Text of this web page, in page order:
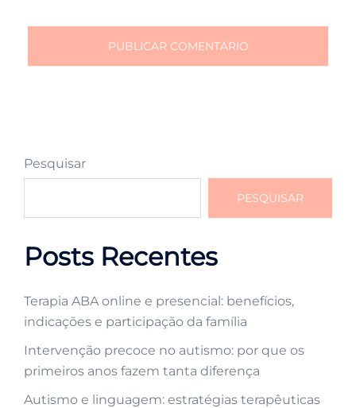
Pesquisar
PESQUISAR
Posts Recentes
Terapia ABA online e presencial: benefícios,
indicações e participação da família
Intervenção precoce no autismo: por que os
primeiros anos fazem tanta diferença
Autismo e linguagem: estratégias terapêuticas